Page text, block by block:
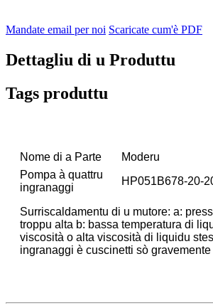
Mandate email per noi Scaricate cum'è PDF
Dettagliu di u Produttu
Tags produttu
Nome di a Parte Moderu
Pompa à quattru
ingranaggi
HP051B678-20-
Surriscaldamentu di u mutore: a:
troppu alta b: bassa temperatura di
viscosità o alta viscosità di liquidu
ingranaggi è cuscinetti sò